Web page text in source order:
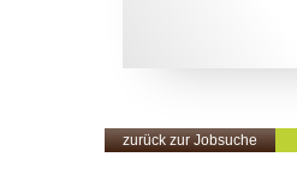
zurück zur Jobsuche